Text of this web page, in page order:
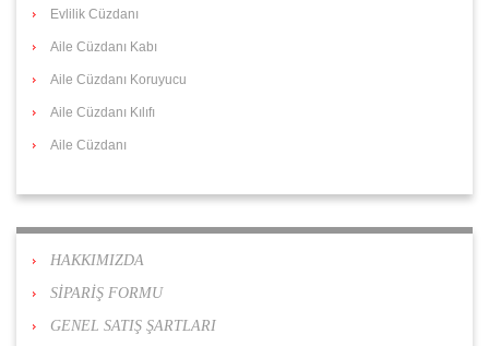
Evlilik Cüzdanı
Aile Cüzdanı Kabı
Aile Cüzdanı Koruyucu
Aile Cüzdanı Kılıfı
Aile Cüzdanı
HAKKIMIZDA
SİPARİŞ FORMU
GENEL SATIŞ ŞARTLARI